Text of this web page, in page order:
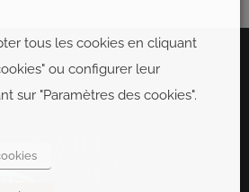
tous les cookies en cliquant
ou configurer leur
sur "Paramètres des cookies".